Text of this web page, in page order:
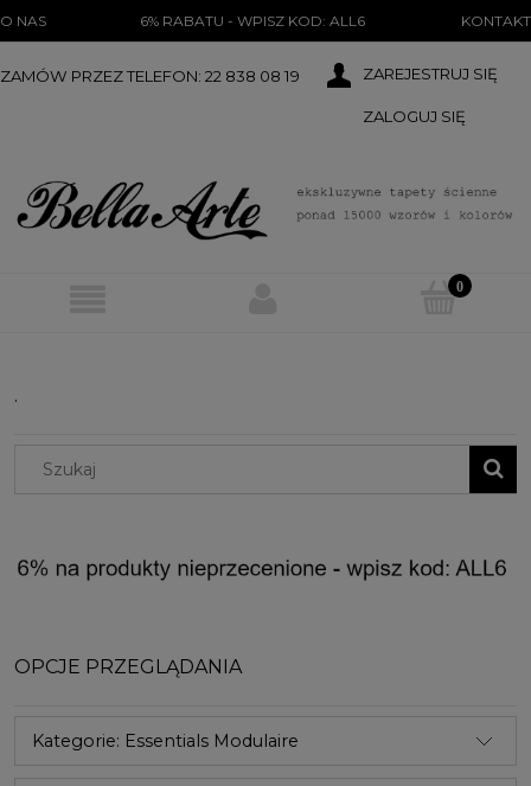
O NAS 6% RABATU - WPISZ KOD: ALL6 KONTAKT
ZAMÓW PRZEZ TELEFON: 22 838 08 19 ZAREJESTRUJ SIĘ
ZALOGUJ SIĘ
.
OPCJE PRZEGLĄDANIA
Kategorie: Essentials Modulaire